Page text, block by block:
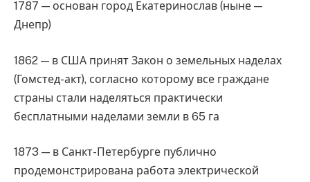
1787 — основан город Екатеринослав (ныне —
Днепр)
1862 — в США принят Закон о земельных наделах
(Гомстед-акт), согласно которому все граждане
страны стали наделяться практически
бесплатными наделами земли в 65 га
1873 — в Санкт-Петербурге публично
продемонстрирована работа электрической